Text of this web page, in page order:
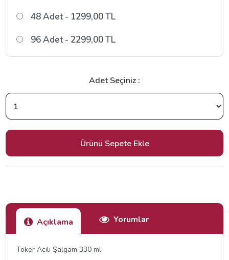
48 Adet - 1299,00 TL
96 Adet - 2299,00 TL
Adet Seçiniz :
Açıklama Yorumlar
Toker Acılı Şalgam 330 ml